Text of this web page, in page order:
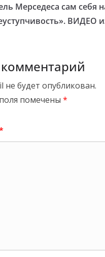
Мерседеса сам себя
ВИДЕО
не будет опубликован.
помечены *